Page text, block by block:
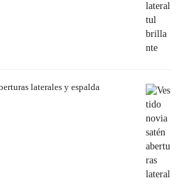
laterales y espalda